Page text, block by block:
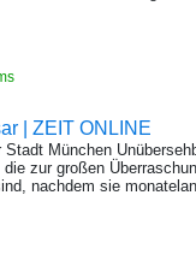
| ZEIT ONLINE
München
zur großen
nachdem sie